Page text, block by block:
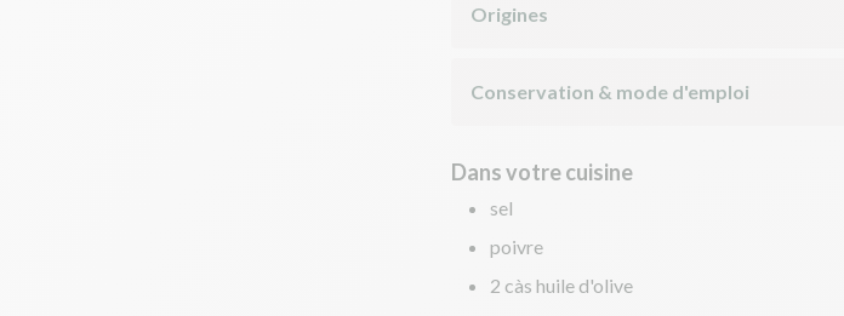
Origines
Conservation & mode d'emploi
Dans votre cuisine
sel
poivre
2 càs huile d'olive